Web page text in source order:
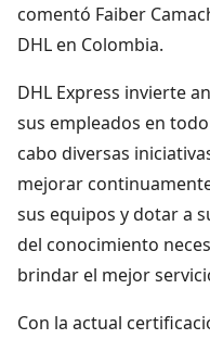
comentó Faiber
DHL en Colombia.
DHL Express invierte
sus empleados en
cabo diversas
mejorar
sus equipos y dotar a
del conocimiento
brindar el mejor
Con la actual